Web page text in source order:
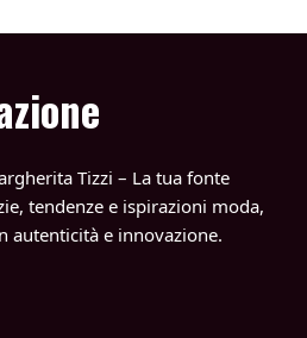
Tizzi – La tua fonte
tendenze e ispirazioni moda,
autenticità e innovazione.